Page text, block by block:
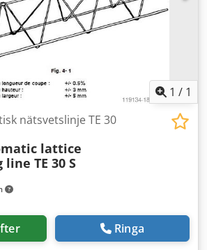
1 / 1
nätsvetslinje TE 30
lattice
TE 30 S
Ringa